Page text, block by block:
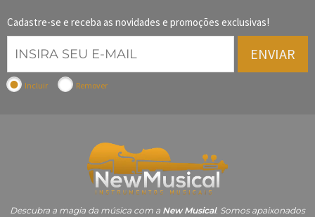
Cadastre-se e receba as novidades e promoções exclusivas!
ENVIAR
Incluir Remover
Descubra a magia da música com a New Musical. Somos apaixonados